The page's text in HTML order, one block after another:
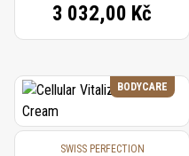
3 032,00 Kč
BODYCARE
SWISS PERFECTION